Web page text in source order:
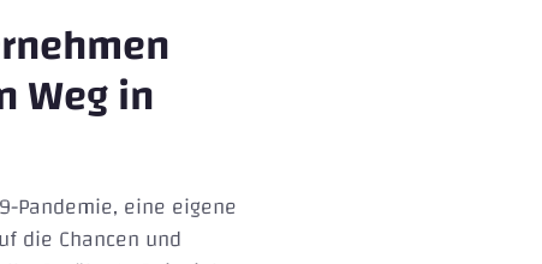
Weg in
Pandemie, eine eigene
die Chancen und